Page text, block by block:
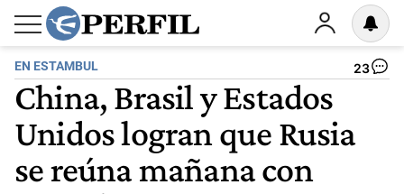
EN ESTAMBUL 23
China, Brasil y Estados
Unidos logran que Rusia
se reúna mañana con